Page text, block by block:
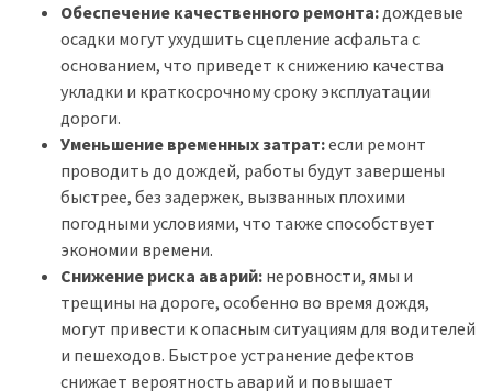
Обеспечение качественного ремонта:дождевые
осадки могут ухудшить сцепление асфальта с
основанием, что приведет к снижению качества
укладки и краткосрочному сроку эксплуатации
дороги.
Уменьшение временных затрат:если ремонт
проводить до дождей, работы будут завершены
быстрее, без задержек, вызванных плохими
погодными условиями, что также способствует
экономии времени.
Снижение риска аварий: неровности, ямы и
трещины на дороге, особенно во время дождя,
могут привести к опасным ситуациям для водителей
и пешеходов. Быстрое устранение дефектов
снижает вероятность аварий и повышает